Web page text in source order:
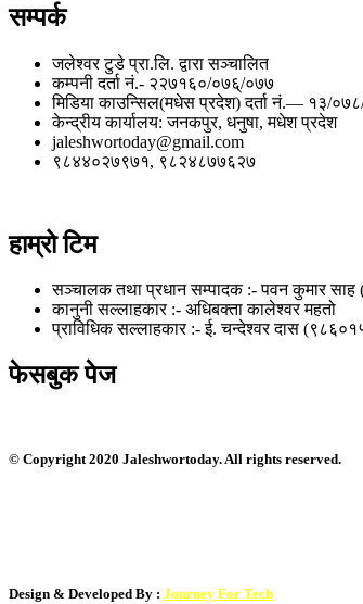
सम्पर्क
जलेश्वर टुडे प्रा.लि. द्वारा सञ्चालित
कम्पनी दर्ता नं.- २२७१६०/०७६्/०७७
मिडिया काउन्सिल(मधेस प्रदेश) दर्ता नं.— १३/
केन्द्रीय कार्यालय: जनकपुर, धनुषा, मधेश प्रदेश
jaleshwortoday@gmail.com
९८४४०२७९७१, ९८२४८७७६२७
हाम्रो टिम
सञ्चालक तथा प्रधान सम्पादक :- पवन कुमार
कानुनी सल्लाहकार :- अधिबक्ता कालेश्वर महतो
प्राविधिक सल्लाहकार :- ई. चन्देश्वर दास
फेसबुक पेज
© Copyright 2020 Jaleshwortoday. All rights reserved.
Design & Developed By : Journey For Tech